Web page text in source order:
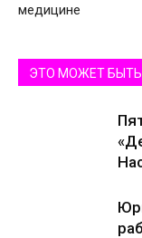
медицине
ЭТО МОЖЕТ БЫТЬ